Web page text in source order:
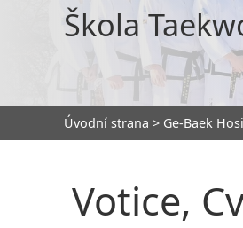
Škola
Úvodní strana > Ge-Baek
Votice,